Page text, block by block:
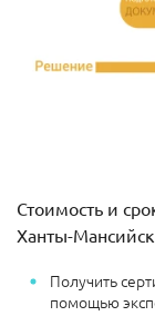
Стоимость и
Ханты-
Получить
помощью